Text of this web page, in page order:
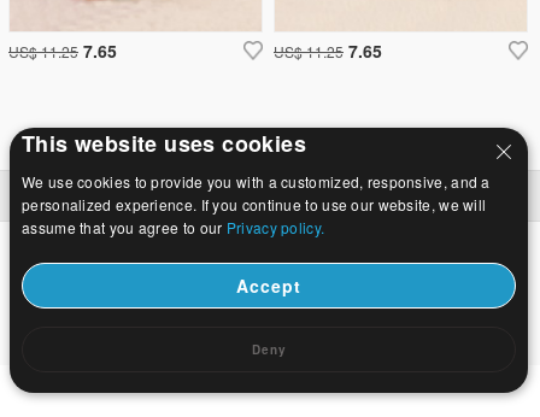
US$ 11.25 7.65 US$ 11.25 7.65
ホーム |について|お問い合わせ|完全なサイト
© 2026 銀河の宝石株式会社すべての権利予約します。
This website uses cookies
We use cookies to provide you with a customized, responsive, and a
personalized experience. If you continue to use our website, we will
assume that you agree to our Privacy policy.
Accept
Deny